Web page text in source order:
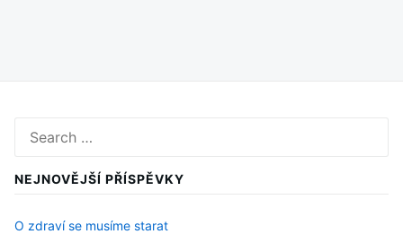
for:
NEJNOVĚJŠÍ PŘÍSPĚVKY
O zdraví se musíme starat